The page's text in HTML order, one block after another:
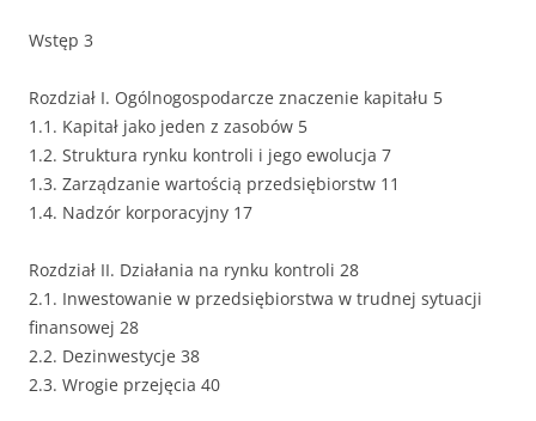
Wstęp 3
Rozdział I. Ogólnogospodarcze znaczenie kapitału 5
1.1. Kapitał jako jeden z zasobów 5
1.2. Struktura rynku kontroli i jego ewolucja 7
1.3. Zarządzanie wartością przedsiębiorstw 11
1.4. Nadzór korporacyjny 17
Rozdział II. Działania na rynku kontroli 28
2.1. Inwestowanie w przedsiębiorstwa w trudnej sytuacji
finansowej 28
2.2. Dezinwestycje 38
2.3. Wrogie przejęcia 40